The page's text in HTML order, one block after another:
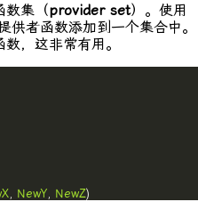
数集（provider set）。使用
供者函数添加到一个集合中。
，这非常有用。
NewY NewZ)